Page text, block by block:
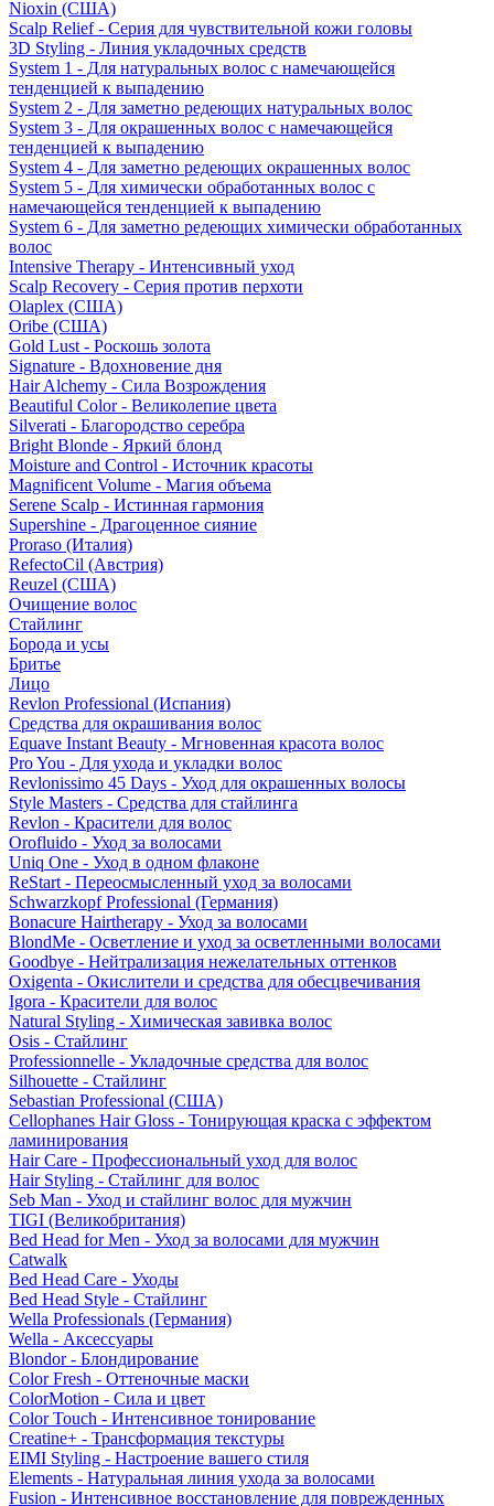
Nioxin (США)
Scalp Relief - Серия для чувствительной кожи головы
3D Styling - Линия укладочных средств
System 1 - Для натуральных волос с намечающейся
тенденцией к выпадению
System 2 - Для заметно редеющих натуральных волос
System 3 - Для окрашенных волос с намечающейся
тенденцией к выпадению
System 4 - Для заметно редеющих окрашенных волос
System 5 - Для химически обработанных волос с
намечающейся тенденцией к выпадению
System 6 - Для заметно редеющих химически обработанных
волос
Intensive Therapy - Интенсивный уход
Scalp Recovery - Серия против перхоти
Olaplex (США)
Oribe (США)
Gold Lust - Роскошь золота
Signature - Вдохновение дня
Hair Alchemy - Сила Возрождения
Beautiful Color - Великолепие цвета
Silverati - Благородство серебра
Bright Blonde - Яркий блонд
Moisture and Control - Источник красоты
Magnificent Volume - Магия объема
Serene Scalp - Истинная гармония
Supershine - Драгоценное сияние
Proraso (Италия)
RefectoCil (Австрия)
Reuzel (США)
Очищение волос
Стайлинг
Борода и усы
Бритье
Лицо
Revlon Professional (Испания)
Средства для окрашивания волос
Equave Instant Beauty - Мгновенная красота волос
Pro You - Для ухода и укладки волос
Revlonissimo 45 Days - Уход для окрашенных волосы
Style Masters - Средства для стайлинга
Revlon - Красители для волос
Orofluido - Уход за волосами
Uniq One - Уход в одном флаконе
ReStart - Переосмысленный уход за волосами
Schwarzkopf Professional (Германия)
Bonacure Hairtherapy - Уход за волосами
BlondMe - Осветление и уход за осветленными волосами
Goodbye - Нейтрализация нежелательных оттенков
Oxigenta - Окислители и средства для обесцвечивания
Igora - Красители для волос
Natural Styling - Химическая завивка волос
Osis - Стайлинг
Professionnelle - Укладочные средства для волос
Silhouette - Стайлинг
Sebastian Professional (США)
Cellophanes Hair Gloss - Тонирующая краска с эффектом
ламинирования
Hair Care - Профессиональный уход для волос
Hair Styling - Стайлинг для волос
Seb Man - Уход и стайлинг волос для мужчин
TIGI (Великобритания)
Bed Head for Men - Уход за волосами для мужчин
Catwalk
Bed Head Care - Уходы
Bed Head Style - Стайлинг
Wella Professionals (Германия)
Wella - Аксессуары
Blondor - Блондирование
Color Fresh - Оттеночные маски
ColorMotion - Сила и цвет
Color Touch - Интенсивное тонирование
Creatine+ - Трансформация текстуры
EIMI Styling - Настроение вашего стиля
Elements - Натуральная линия ухода за волосами
Fusion - Интенсивное восстановление для поврежденных